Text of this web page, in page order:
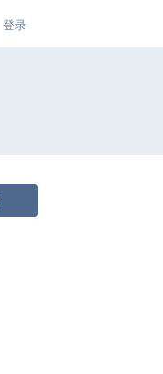
登录